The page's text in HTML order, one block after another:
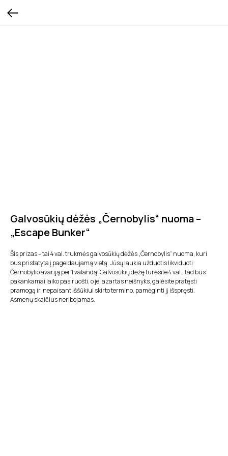
Galvosūkių dėžės „Černobylis“ nuoma –
„Escape Bunker“
Šis prizas – tai 4 val. trukmės galvosūkių dėžės „Černobylis“ nuoma, kuri
bus pristatyta į pageidaujamą vietą. Jūsų laukia užduotis likviduoti
Černobylio avariją per 1 valandą! Galvosūkių dėžę turėsite 4 val., tad bus
pakankamai laiko pasiruošti, o jei azartas neišnyks, galėsite pratęsti
pramogą ir, nepaisant iššūkiui skirto termino, pamėginti jį išspręsti.
Asmenų skaičius neribojamas.